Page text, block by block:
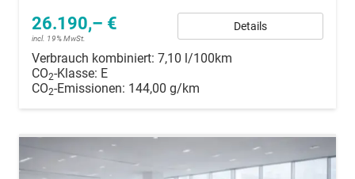
26.190,– €
incl. 19% MwSt.
Details
Verbrauch kombiniert: 7,10 l/100km
CO2-Klasse: E
CO2-Emissionen: 144,00 g/km